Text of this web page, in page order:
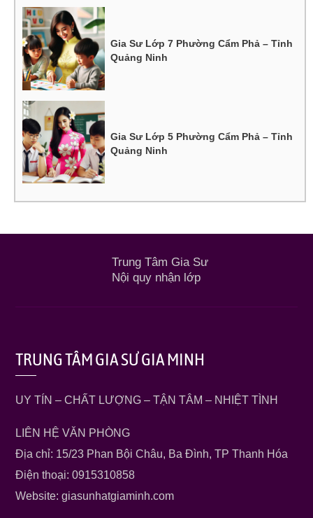
Gia Sư Lớp 7 Phường Cẩm Phả – Tỉnh
Quảng Ninh
Gia Sư Lớp 5 Phường Cẩm Phả – Tỉnh
Quảng Ninh
Trung Tâm Gia Sư
Nội quy nhận lớp
TRUNG TÂM GIA SƯ GIA MINH
UY TÍN – CHẤT LƯỢNG – TẬN TÂM – NHIỆT TÌNH
LIÊN HỆ VĂN PHÒNG
Địa chỉ: 15/23 Phan Bội Châu, Ba Đình, TP Thanh Hóa
Điện thoại: 0915310858
Website: giasunhatgiaminh.com